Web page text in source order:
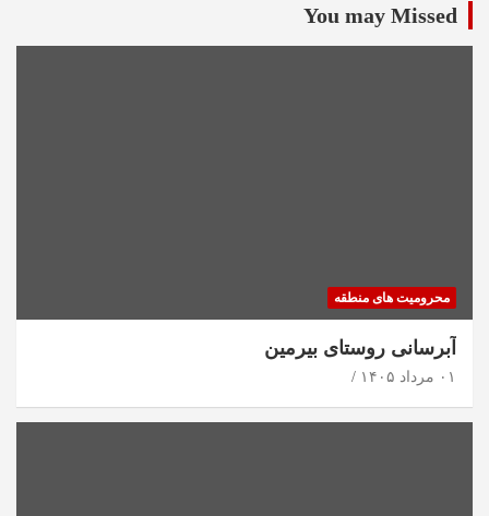
You may Missed
محرومیت های منطقه
آبرسانی روستای بیرمین
۰۱ مرداد ۱۴۰۵